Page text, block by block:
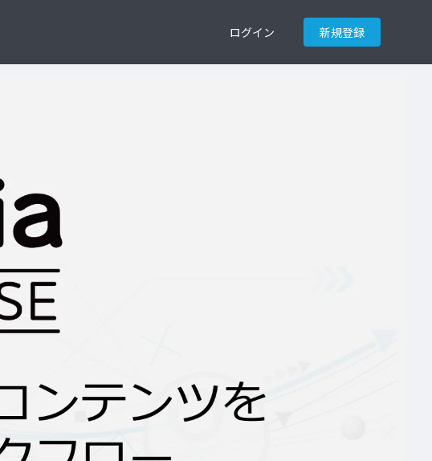
ログイン 新規登録